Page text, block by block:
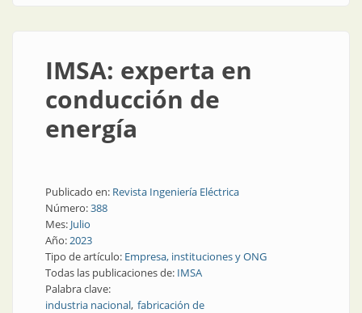
IMSA: experta en
conducción de
energía
Publicado en: Revista Ingeniería Eléctrica
Número:388
Mes: Julio
Año:2023
Tipo de artículo: Empresa, instituciones y ONG
Todas las publicaciones de: IMSA
Palabra clave:
industria nacional fabricación de